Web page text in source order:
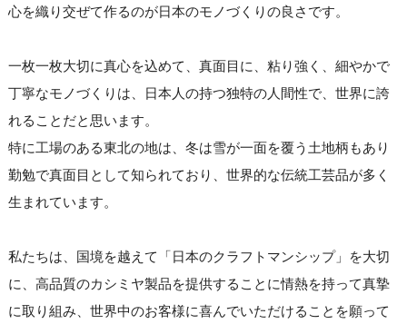
心を織り交ぜて作るのが日本のモノづくりの良さです。
一枚一枚大切に真心を込めて、真面目に、粘り強く、細やかで
丁寧なモノづくりは、日本人の持つ独特の人間性で、世界に誇
れることだと思います。
特に工場のある東北の地は、冬は雪が一面を覆う土地柄もあり
勤勉で真面目として知られており、世界的な伝統工芸品が多く
生まれています。
私たちは、国境を越えて「日本のクラフトマンシップ」を大切
に、高品質のカシミヤ製品を提供することに情熱を持って真摯
に取り組み、世界中のお客様に喜んでいただけることを願って